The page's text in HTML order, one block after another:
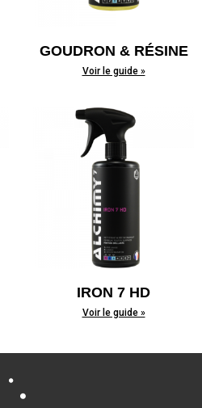
GOUDRON & RÉSINE
Voir le guide »
IRON 7 HD
Voir le guide »